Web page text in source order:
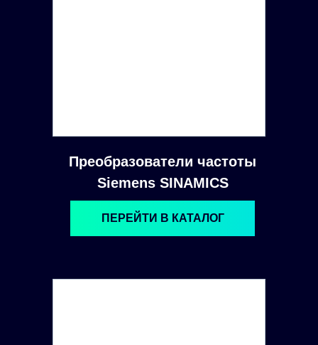
Преобразователи частоты
Siemens SINAMICS
ПЕРЕЙТИ В КАТАЛОГ